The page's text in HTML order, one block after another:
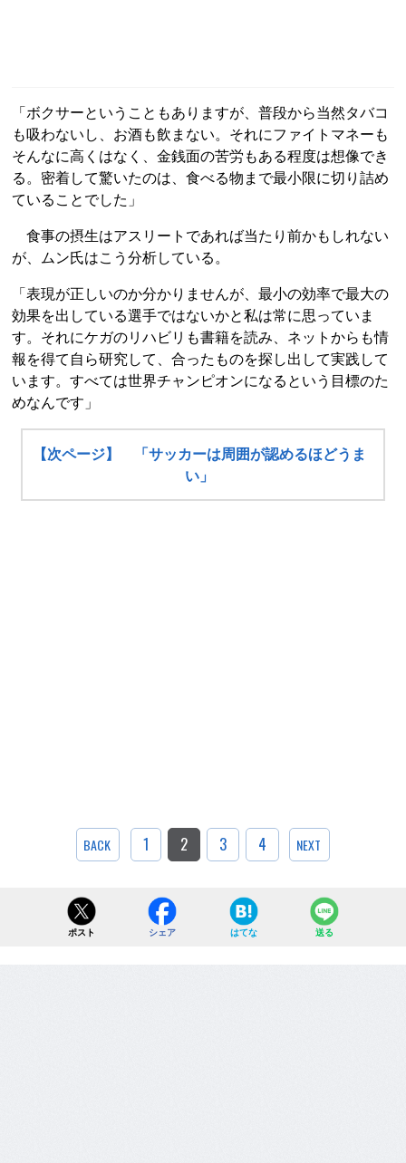
「ボクサーということもありますが、普段から当然タバコ
も吸わないし、お酒も飲まない。それにファイトマネーも
そんなに高くはなく、金銭面の苦労もある程度は想像でき
る。密着して驚いたのは、食べる物まで最小限に切り詰め
ていることでした」
食事の摂生はアスリートであれば当たり前かもしれない
が、ムン氏はこう分析している。
「表現が正しいのか分かりませんが、最小の効率で最大の
効果を出している選手ではないかと私は常に思っていま
す。それにケガのリハビリも書籍を読み、ネットからも情
報を得て自ら研究して、合ったものを探し出して実践して
います。すべては世界チャンピオンになるという目標のた
めなんです」
【次ページ】 「サッカーは周囲が認めるほどうま
い」
BACK 1 2 3 4 NEXT
ポスト シェア はてな 送る